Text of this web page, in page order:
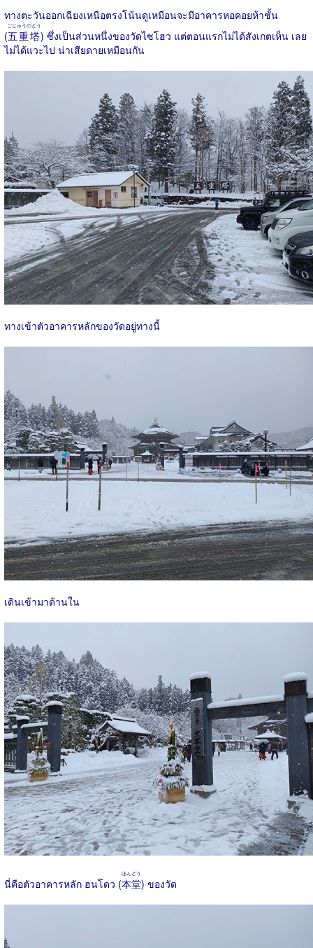
ทางตะวันออกเฉียงเหนือตรงโน้นดูเหมือนจะมีอาคารหอคอยห้าชั้น
(五重塔
ごじゅうのとう
) ซึ่งเป็นส่วนหนึ่งของวัดไซโฮว แต่ตอนแรกไม่ได้สังเกตเห็น เลย
ไม่ได้แวะไป น่าเสียดายเหมือนกัน
ทางเข้าตัวอาคารหลักของวัดอยู่ทางนี้
เดินเข้ามาด้านใน
นี่คือตัวอาคารหลัก ฮนโดว (本堂
ほんどう
) ของวัด